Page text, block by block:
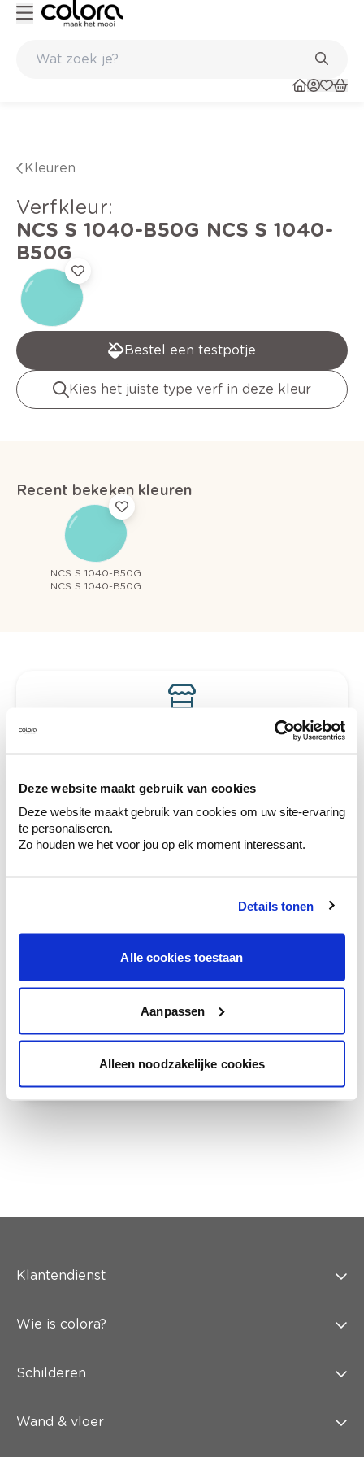
Deze website maakt gebruik van cookies
Deze website maakt gebruik van cookies om uw site-ervaring
te personaliseren.
Zo houden we het voor jou op elk moment interessant.
Details tonen
Alle cookies toestaan
Aanpassen
Alleen noodzakelijke cookies
Kleuren
verfkleur:
NCS S 1040-B50G NCS S 1040-
B50G
Bestel een testpotje
Kies het juiste type verf in deze kleur
Recent bekeken kleuren
NCS S 1040-B50G
NCS S 1040-B50G
Ontdek er kleurechte stalen van je
Bekijk er de bijhorende tinten om je kleur
Krijg persoonlijk advies om kleuren te
combineren.
Ga samen met de kleuradviseur door je
Krijg kleuradvies op basis van de lichtinval
en je meubels.
van je muren.
Klantendienst
Wie is colora?
Schilderen
Wand & vloer